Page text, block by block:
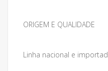
ORIGEM E QUALIDADE
Linha nacional e